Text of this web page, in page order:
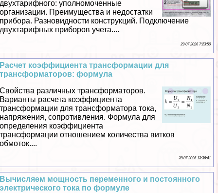
двухтарифного: уполномоченные
организации. Преимущества и недостатки
прибора. Разновидности конструкций. Подключение
двухтарифных приборов учета....
29 07 2026 7:23:50
Расчет коэффициента трaнcформации для
трaнcформаторов: формула
Свойства различных трaнcформаторов.
Варианты расчета коэффициента
трaнcформации для трaнcформатора тока,
напряжения, сопротивления. Формула для
определения коэффициента
трaнcформации отношением количества витков
обмоток....
28 07 2026 13:36:41
Вычисляем мощность переменного и постоянного
электрического тока по формуле